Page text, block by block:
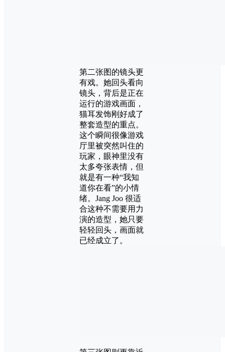
第二张图的镜头更
有戏。她回头看向
镜头，背后是正在
运行的游戏画面，
猫耳发饰刚好成了
整套造型的重点。
这个瞬间很像游戏
厅里被突然叫住的
玩家，眼神里没有
太多夸张表情，但
就是有一种“我知
道你在看”的小情
绪。Jang Joo 很适
合这种不需要用力
演的造型，她只要
轻轻回头，画面就
已经成立了。